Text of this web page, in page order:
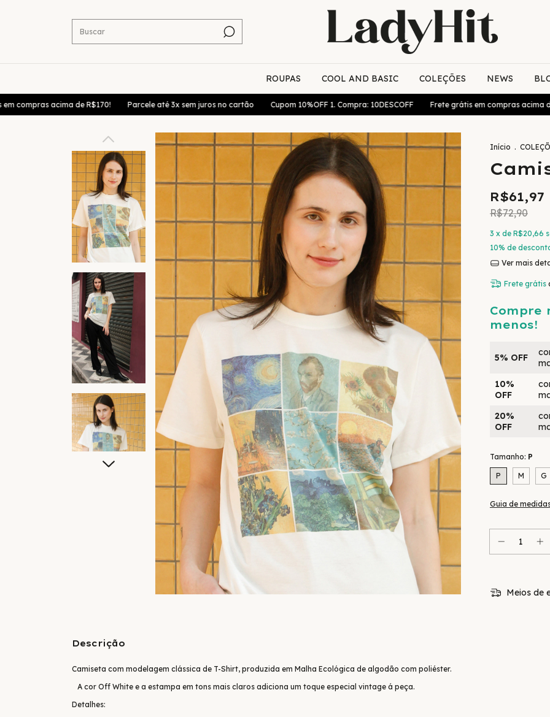
ROUPAS COOL AND BASIC COLEÇÕES NEWS
acima de R$170! Parcele até 3x sem juros no cartão Cupom 10%OFF 1. Compra: 10DESCOFF Frete grátis em compras acima de R$170!
Início .
R$61,97
R$72,90
3 x de R$20,66
10% de
Ver mais
Frete grátis
Compre
menos!
5% OFF
10%
OFF
20%
OFF
Tamanho: P
P M G
Guia de
Meios de
Descrição
Camiseta com modelagem clássica de T-Shirt, produzida em Malha Ecológica de algodão com poliéster.
A cor Off White e a estampa em tons mais claros adiciona um toque especial vintage á peça.
Detalhes: